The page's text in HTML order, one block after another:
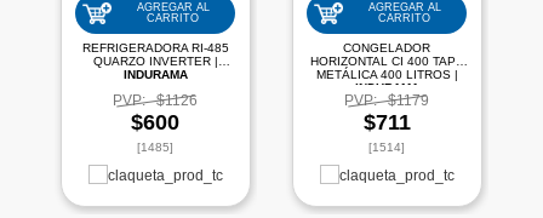
AGREGAR AL
CARRITO
REFRIGERADORA RI-485
QUARZO INVERTER |
INDURAMA
PVP: $1126
$600
[1485]
AGREGAR AL
CARRITO
CONGELADOR
HORIZONTAL CI 400 TAPA
METÁLICA 400 LITROS |
INDURAMA
PVP: $1179
$711
[1514]